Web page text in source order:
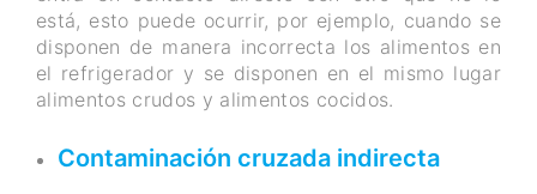
está, esto puede ocurrir, por ejemplo, cuando se
disponen de manera incorrecta los alimentos en
el refrigerador y se disponen en el mismo lugar
alimentos crudos y alimentos cocidos.
Contaminación cruzada indirecta